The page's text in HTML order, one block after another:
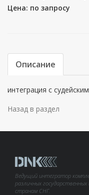
Цена: по запросу
Описание
интеграция с
Назад в раздел
Ведущий интегратор
различных
странам СНГ.